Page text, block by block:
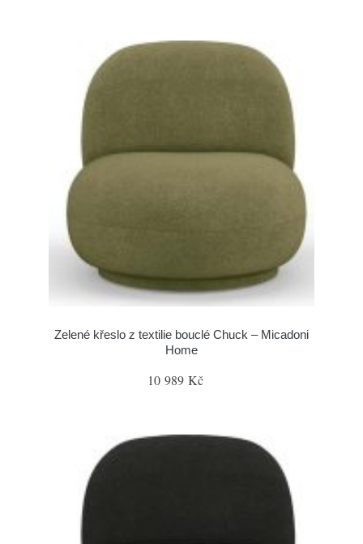
Zelené křeslo z textilie bouclé Chuck – Micadoni
Home
10 989 Kč